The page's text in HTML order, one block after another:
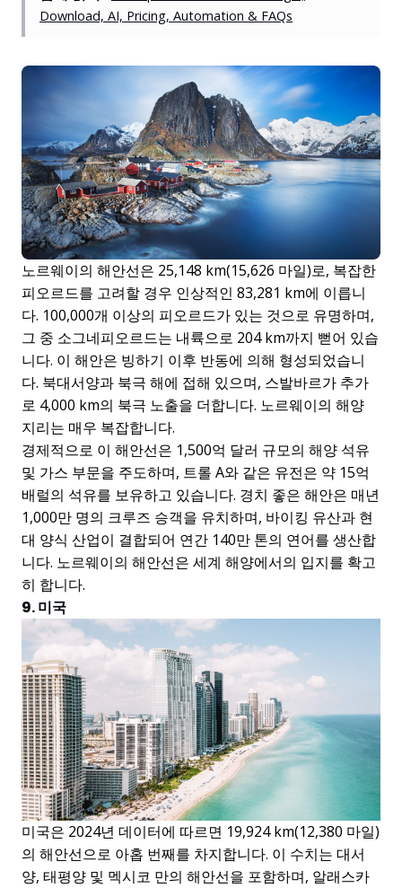
Download, AI, Pricing, Automation & FAQs
노르웨이의 해안선은 25,148 km(15,626 마일)로, 복잡한
피오르드를 고려할 경우 인상적인 83,281 km에 이릅니
다. 100,000개 이상의 피오르드가 있는 것으로 유명하며,
그 중 소그네피오르드는 내륙으로 204 km까지 뻗어 있습
니다. 이 해안은 빙하기 이후 반동에 의해 형성되었습니
다. 북대서양과 북극 해에 접해 있으며, 스발바르가 추가
로 4,000 km의 북극 노출을 더합니다. 노르웨이의 해양
지리는 매우 복잡합니다.
경제적으로 이 해안선은 1,500억 달러 규모의 해양 석유
및 가스 부문을 주도하며, 트롤 A와 같은 유전은 약 15억
배럴의 석유를 보유하고 있습니다. 경치 좋은 해안은 매년
1,000만 명의 크루즈 승객을 유치하며, 바이킹 유산과 현
대 양식 산업이 결합되어 연간 140만 톤의 연어를 생산합
니다. 노르웨이의 해안선은 세계 해양에서의 입지를 확고
히 합니다.
9. 미국
미국은 2024년 데이터에 따르면 19,924 km(12,380 마일)
의 해안선으로 아홉 번째를 차지합니다. 이 수치는 대서
양, 태평양 및 멕시코 만의 해안선을 포함하며, 알래스카